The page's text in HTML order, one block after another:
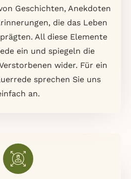
Geschichten, Anekdoten
die das Leben
All diese Elemente
ein und spiegeln die
wider. Für ein
sprechen Sie uns
an.